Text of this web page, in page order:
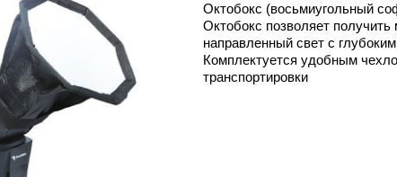
Октобокс (восьмиугольный
Октобокс позволяет получить
направленный свет с
Комплектуется удобным
транспортировки